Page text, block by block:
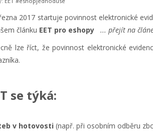
2017 startuje povinnost elektronické
článku EET pro eshopy
... přejít na
lze říct, že povinnost elektronické
se týká:
v hotovosti (např. při osobním odběru